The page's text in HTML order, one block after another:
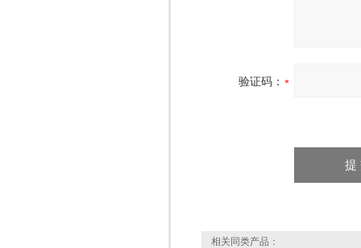
验证码：
相关同类产品：